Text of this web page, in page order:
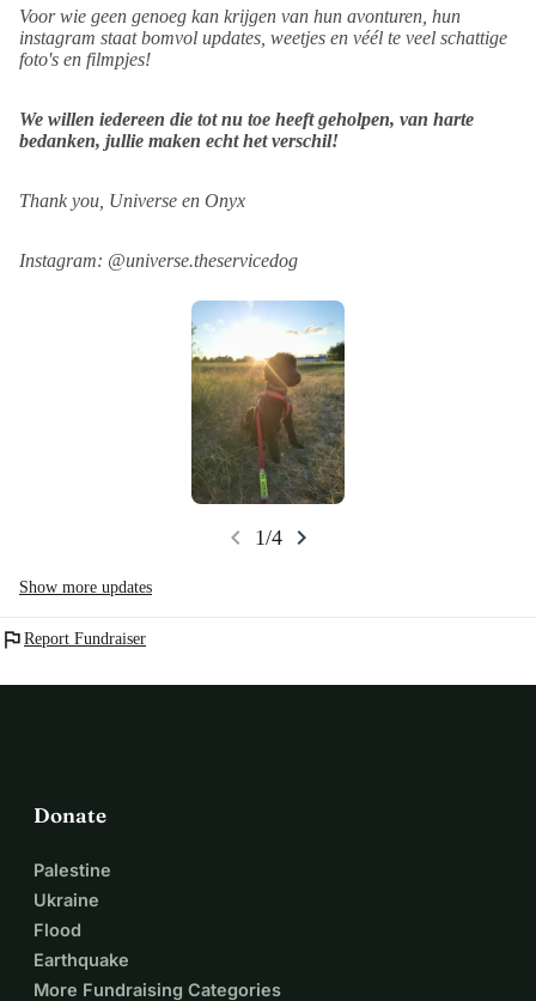
Voor wie geen genoeg kan krijgen van hun avonturen, hun
instagram staat bomvol updates, weetjes en véél te veel schattige
foto's en filmpjes!
We willen iedereen die tot nu toe heeft geholpen, van harte
bedanken, jullie maken echt het verschil!
Thank you, Universe en Onyx
Instagram: @universe.theservicedog
chevron_left 1/4 chevron_right
Show more updates
flag Report Fundraiser
Donate
Palestine
Ukraine
Flood
Earthquake
More Fundraising Categories